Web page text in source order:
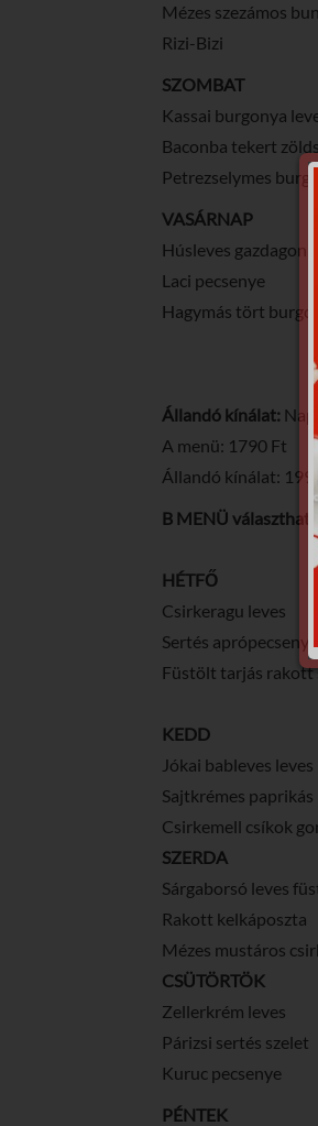
Mézes szezámos
Rizi-Bizi
SZOMBAT
Kassai burgonya
Baconba tekert
Petrezselymes
VASÁRNAP
Húsleves gazdagon
Laci pecsenye
Hagymás tört
Állandó kínálat:
A menü: 1790 Ft
Állandó kínálat:
B MENÜ választható
HÉTFŐ
Csirkeragu leves
Sertés
Füstölt tarjás rakott
KEDD
Jókai bableves leves
Sajtkrémes
Csirkemell csíkok
SZERDA
Sárgaborsó leves
Rakott kelkáposzta
Mézes mustáros
CSÜTÖRTÖK
Zellerkrém leves
Párizsi sertés szelet
Kuruc pecsenye
PÉNTEK